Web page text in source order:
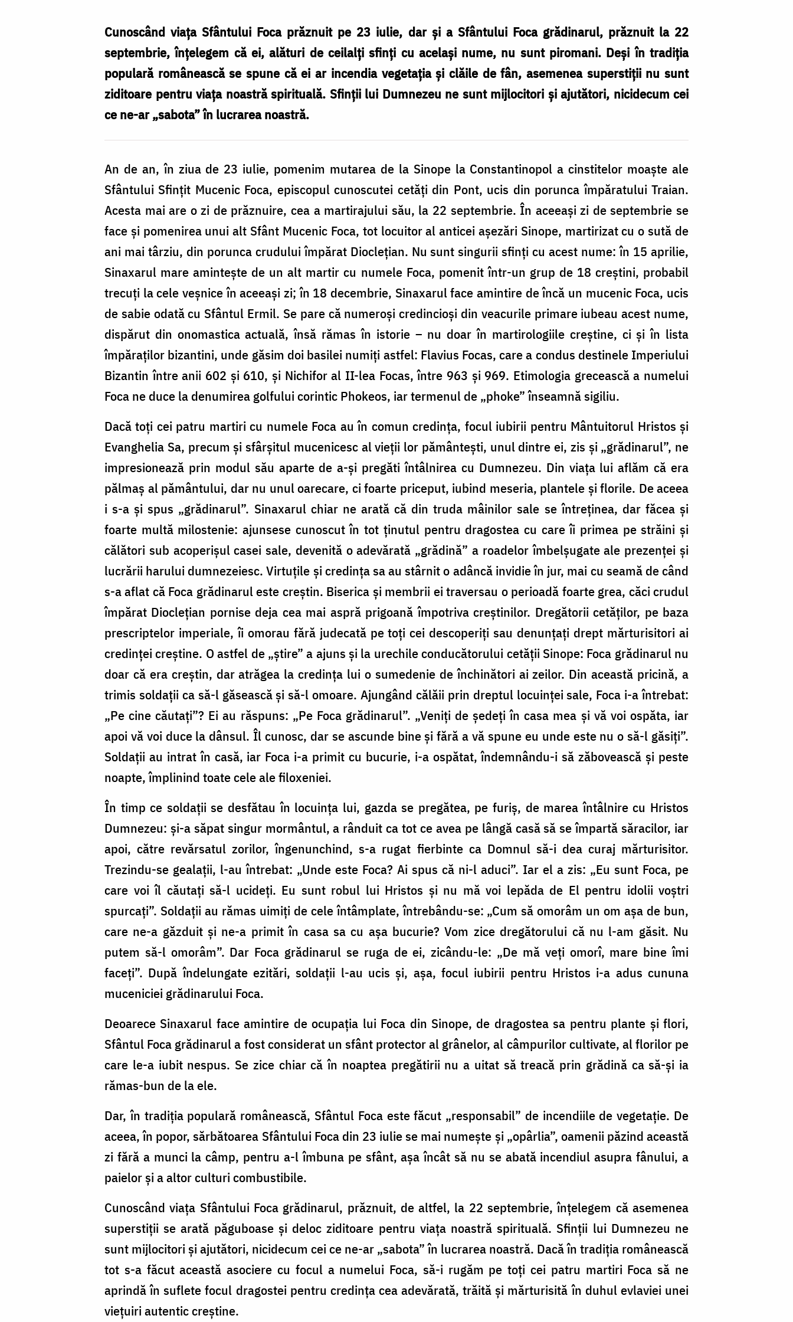
Cunoscând viața Sfântului Foca prăznuit pe 23 iulie, dar și a Sfântului Foca grădinarul, prăznuit la 22
septembrie, înțelegem că ei, alături de ceilalți sfinți cu același nume, nu sunt piromani. Deși în tradiția
populară românească se spune că ei ar incendia vegetația și clăile de fân, asemenea superstiții nu sunt
ziditoare pentru viața noastră spirituală. Sfinții lui Dumnezeu ne sunt mijlocitori și ajutători, nicidecum cei
ce ne-ar „sabota” în lucrarea noastră.
An de an, în ziua de 23 iulie, pomenim mutarea de la Sinope la Constantinopol a cinstitelor moaște ale
Sfântului Sfințit Mucenic Foca, episcopul cunoscutei cetăți din Pont, ucis din porunca împăratului Traian.
Acesta mai are o zi de prăznuire, cea a martirajului său, la 22 septembrie. În aceeași zi de septembrie se
face și pomenirea unui alt Sfânt Mucenic Foca, tot locuitor al anticei așezări Sinope, martirizat cu o sută de
ani mai târziu, din porunca crudului împărat Dioclețian. Nu sunt singurii sfinți cu acest nume: în 15 aprilie,
Sinaxarul mare amintește de un alt martir cu numele Foca, pomenit într-un grup de 18 creștini, probabil
trecuți la cele veșnice în aceeași zi; în 18 decembrie, Sinaxarul face amintire de încă un mucenic Foca, ucis
de sabie odată cu Sfântul Ermil. Se pare că numeroși credincioși din veacurile primare iubeau acest nume,
dispărut din onomastica actuală, însă rămas în istorie – nu doar în martirologiile creștine, ci și în lista
împăraților bizantini, unde găsim doi basilei numiți astfel: Flavius Focas, care a condus destinele Imperiului
Bizantin între anii 602 şi 610, și Nichifor al II-lea Focas, între 963 şi 969. Etimologia grecească a numelui
Foca ne duce la denumirea golfului corintic Phokeos, iar termenul de „phoke” înseamnă sigiliu.
Dacă toți cei patru martiri cu numele Foca au în comun credința, focul iubirii pentru Mântuitorul Hristos și
Evanghelia Sa, precum și sfârșitul mucenicesc al vieții lor pământești, unul dintre ei, zis și „grădinarul”, ne
impresionează prin modul său aparte de a-și pregăti întâlnirea cu Dumnezeu. Din viața lui aflăm că era
pălmaș al pământului, dar nu unul oarecare, ci foarte priceput, iubind meseria, plantele și florile. De aceea
i s-a și spus „grădinarul”. Sinaxarul chiar ne arată că din truda mâinilor sale se întreținea, dar făcea și
foarte multă milostenie: ajunsese cunoscut în tot ținutul pentru dragostea cu care îi primea pe străini și
călători sub acoperișul casei sale, devenită o adevărată „grădină” a roadelor îmbelșugate ale prezenței și
lucrării harului dumnezeiesc. Virtuțile și credința sa au stârnit o adâncă invidie în jur, mai cu seamă de când
s-a aflat că Foca grădinarul este creștin. Biserica și membrii ei traversau o perioadă foarte grea, căci crudul
împărat Dioclețian pornise deja cea mai aspră prigoană împotriva creștinilor. Dregătorii cetăților, pe baza
prescriptelor imperiale, îi omorau fără judecată pe toți cei descoperiți sau denunțați drept mărturisitori ai
credinței creștine. O astfel de „știre” a ajuns și la urechile conducătorului cetății Sinope: Foca grădinarul nu
doar că era creștin, dar atrăgea la credința lui o sumedenie de închinători ai zeilor. Din această pricină, a
trimis soldații ca să-l găsească și să-l omoare. Ajungând călăii prin dreptul locuinței sale, Foca i-a întrebat:
„Pe cine căutați”? Ei au răspuns: „Pe Foca grădinarul”. „Veniți de ședeți în casa mea și vă voi ospăta, iar
apoi vă voi duce la dânsul. Îl cunosc, dar se ascunde bine și fără a vă spune eu unde este nu o să-l găsiți”.
Soldații au intrat în casă, iar Foca i-a primit cu bucurie, i-a ospătat, îndemnându-i să zăbovească și peste
noapte, împlinind toate cele ale filoxeniei.
În timp ce soldații se desfătau în locuința lui, gazda se pregătea, pe furiș, de marea întâlnire cu Hristos
Dumnezeu: și-a săpat singur mormântul, a rânduit ca tot ce avea pe lângă casă să se împartă săracilor, iar
apoi, către revărsatul zorilor, îngenunchind, s-a rugat fierbinte ca Domnul să-i dea curaj mărturisitor.
Trezindu-se gealații, l-au întrebat: „Unde este Foca? Ai spus că ni-l aduci”. Iar el a zis: „Eu sunt Foca, pe
care voi îl căutați să-l ucideți. Eu sunt robul lui Hristos și nu mă voi lepăda de El pentru idolii voștri
spurcați”. Soldații au rămas uimiți de cele întâmplate, întrebându-se: „Cum să omorâm un om așa de bun,
care ne-a găzduit și ne-a primit în casa sa cu așa bucurie? Vom zice dregătorului că nu l-am găsit. Nu
putem să-l omorâm”. Dar Foca grădinarul se ruga de ei, zicându-le: „De mă veți omorî, mare bine îmi
faceți”. După îndelungate ezitări, soldații l-au ucis și, așa, focul iubirii pentru Hristos i-a adus cununa
muceniciei grădinarului Foca.
Deoarece Sinaxarul face amintire de ocupația lui Foca din Sinope, de dragostea sa pentru plante și flori,
Sfântul Foca grădinarul a fost considerat un sfânt protector al grânelor, al câmpurilor cultivate, al florilor pe
care le-a iubit nespus. Se zice chiar că în noaptea pregătirii nu a uitat să treacă prin grădină ca să-și ia
rămas-bun de la ele.
Dar, în tradiția populară românească, Sfântul Foca este făcut „responsabil” de incendiile de vegetație. De
aceea, în popor, sărbătoarea Sfântului Foca din 23 iulie se mai numește și „opârlia”, oamenii păzind această
zi fără a munci la câmp, pentru a-l îmbuna pe sfânt, așa încât să nu se abată incendiul asupra fânului, a
paielor și a altor culturi combustibile.
Cunoscând viața Sfântului Foca grădinarul, prăznuit, de altfel, la 22 septembrie, înțelegem că asemenea
superstiții se arată păguboase și deloc ziditoare pentru viața noastră spirituală. Sfinții lui Dumnezeu ne
sunt mijlocitori și ajutători, nicidecum cei ce ne-ar „sabota” în lucrarea noastră. Dacă în tradiția românească
tot s-a făcut această asociere cu focul a numelui Foca, să-i rugăm pe toți cei patru martiri Foca să ne
aprindă în suflete focul dragostei pentru credința cea adevărată, trăită și mărturisită în duhul evlaviei unei
viețuiri autentic creștine.